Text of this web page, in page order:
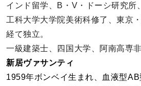
インド留学、B・V・ドーシ研究所
工科大学大学院美術科修了、東京
経て独立。
一級建築士、四国大学、阿南高専非
新居ヴァサンティ
1959年ボンベイ生まれ、血液型AB